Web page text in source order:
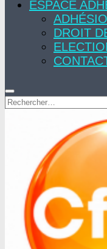
ESPACE
DROIT
Rechercher :